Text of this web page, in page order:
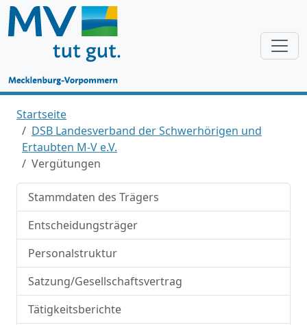
Startseite
DSB Landesverband der Schwerhörigen und
Ertaubten M-V e.V.
Vergütungen
Stammdaten des Trägers
Entscheidungsträger
Personalstruktur
Satzung/Gesellschaftsvertrag
Tätigkeitsberichte